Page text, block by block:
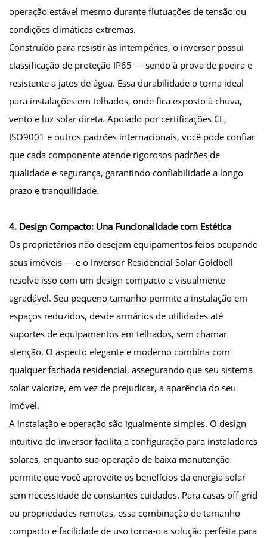
operação estável mesmo durante flutuações de tensão ou
condições climáticas extremas.
Construído para resistir às intempéries, o inversor possui
classificação de proteção IP65 — sendo à prova de poeira e
resistente a jatos de água. Essa durabilidade o torna ideal
para instalações em telhados, onde fica exposto à chuva,
vento e luz solar direta. Apoiado por certificações CE,
ISO9001 e outros padrões internacionais, você pode confiar
que cada componente atende rigorosos padrões de
qualidade e segurança, garantindo confiabilidade a longo
prazo e tranquilidade.
4. Design Compacto: Una Funcionalidade com Estética
Os proprietários não desejam equipamentos feios ocupando
seus imóveis — e o Inversor Residencial Solar Goldbell
resolve isso com um design compacto e visualmente
agradável. Seu pequeno tamanho permite a instalação em
espaços reduzidos, desde armários de utilidades até
suportes de equipamentos em telhados, sem chamar
atenção. O aspecto elegante e moderno combina com
qualquer fachada residencial, assegurando que seu sistema
solar valorize, em vez de prejudicar, a aparência do seu
imóvel.
A instalação e operação são igualmente simples. O design
intuitivo do inversor facilita a configuração para instaladores
solares, enquanto sua operação de baixa manutenção
permite que você aproveite os benefícios da energia solar
sem necessidade de constantes cuidados. Para casas off-grid
ou propriedades remotas, essa combinação de tamanho
compacto e facilidade de uso torna-o a solução perfeita para